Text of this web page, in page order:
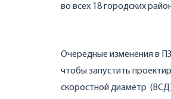
во всех 18 городских
Очередные изменения в
чтобы запустить
скоростной диаметр